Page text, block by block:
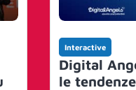
Interactive
Digital
le